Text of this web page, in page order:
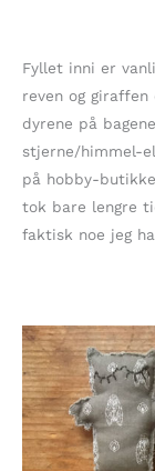
Fyllet inni er
reven og
dyrene på
stjerne/himmel-
på hobby-
tok bare lengre
faktisk noe jeg